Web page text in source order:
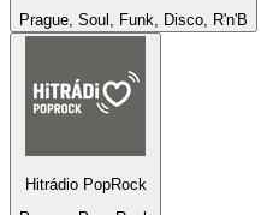
Prague, Soul, Funk, Disco, R'n'B
Hitrádio PopRock